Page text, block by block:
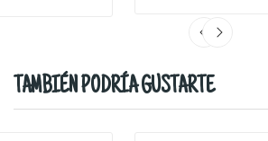
TAMBIÉN PODRÍA GUSTARTE